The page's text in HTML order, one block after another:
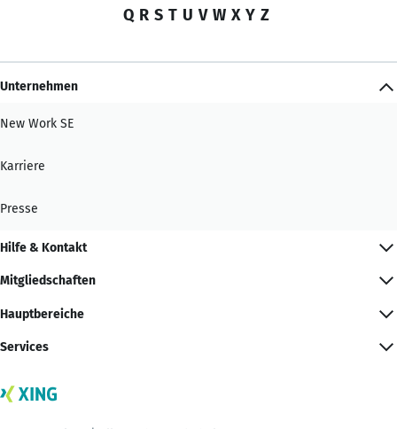
Q R S T U V W X Y Z
Unternehmen
New Work SE
Karriere
Presse
Hilfe & Kontakt
Mitgliedschaften
Hauptbereiche
Services